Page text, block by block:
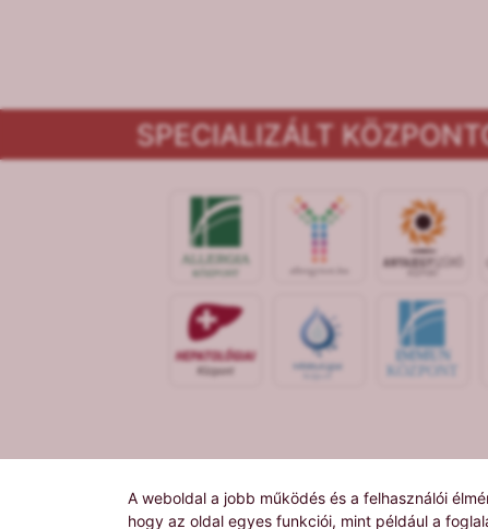
A weboldal a jobb működés és a felhasználói
hogy az oldal egyes funkciói, mint például a
SPECIALIZÁLT
IMMUN
KÖZPONT